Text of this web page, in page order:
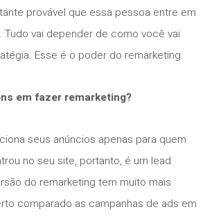
provável que essa pessoa entre em
vai depender de como você vai
Esse é o poder do remarketing.
em fazer remarketing?
seus anúncios apenas para quem
no seu site, portanto, é um lead
do remarketing tem muito mais
comparado as campanhas de ads em